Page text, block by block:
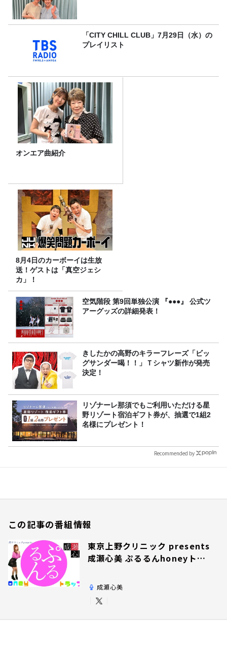
「CITY CHILL CLUB」7月29日（水）の
プレイリスト
オンエア曲紹介
8月4日のカーボーイは生放
送！ゲストは「真空ジェシ
カ」！
空気階段 第9回単独公演 『●●●』 公式ツ
アーグッズの詳細発表！
きしたかの高野のキラーフレーズ「ビッ
グサンダー喝！！」Ｔシャツ新作が発売
決定！
リゾナーレ那須でもご利用いただける星
野リゾート宿泊ギフト券が、抽選で1組2
名様にプレゼント！
Recommended by
この記事の番組情報
東京上野クリニック presents
成瀬心美 ぷるるんhoneyトラ
成瀬心美